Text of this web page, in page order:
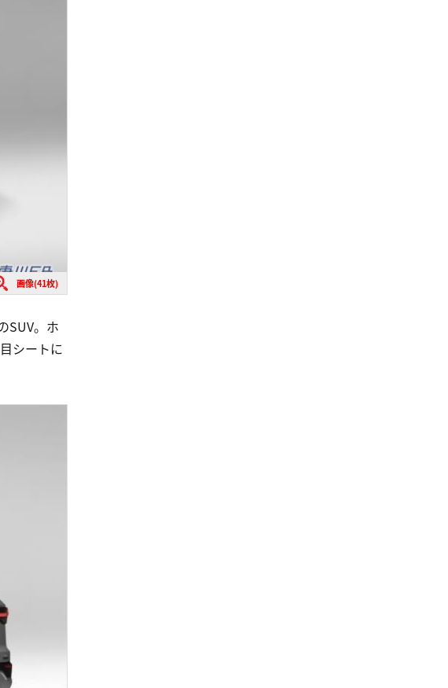
画像(41枚)
SUV。ホ
シートに